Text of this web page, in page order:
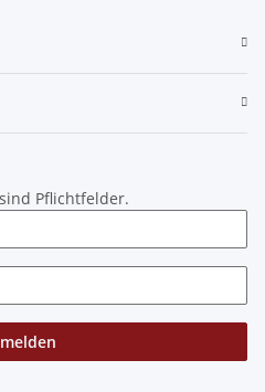
Pflichtfelder.